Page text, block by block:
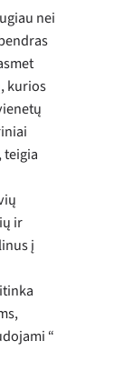
nei
kurios
ir
į
“